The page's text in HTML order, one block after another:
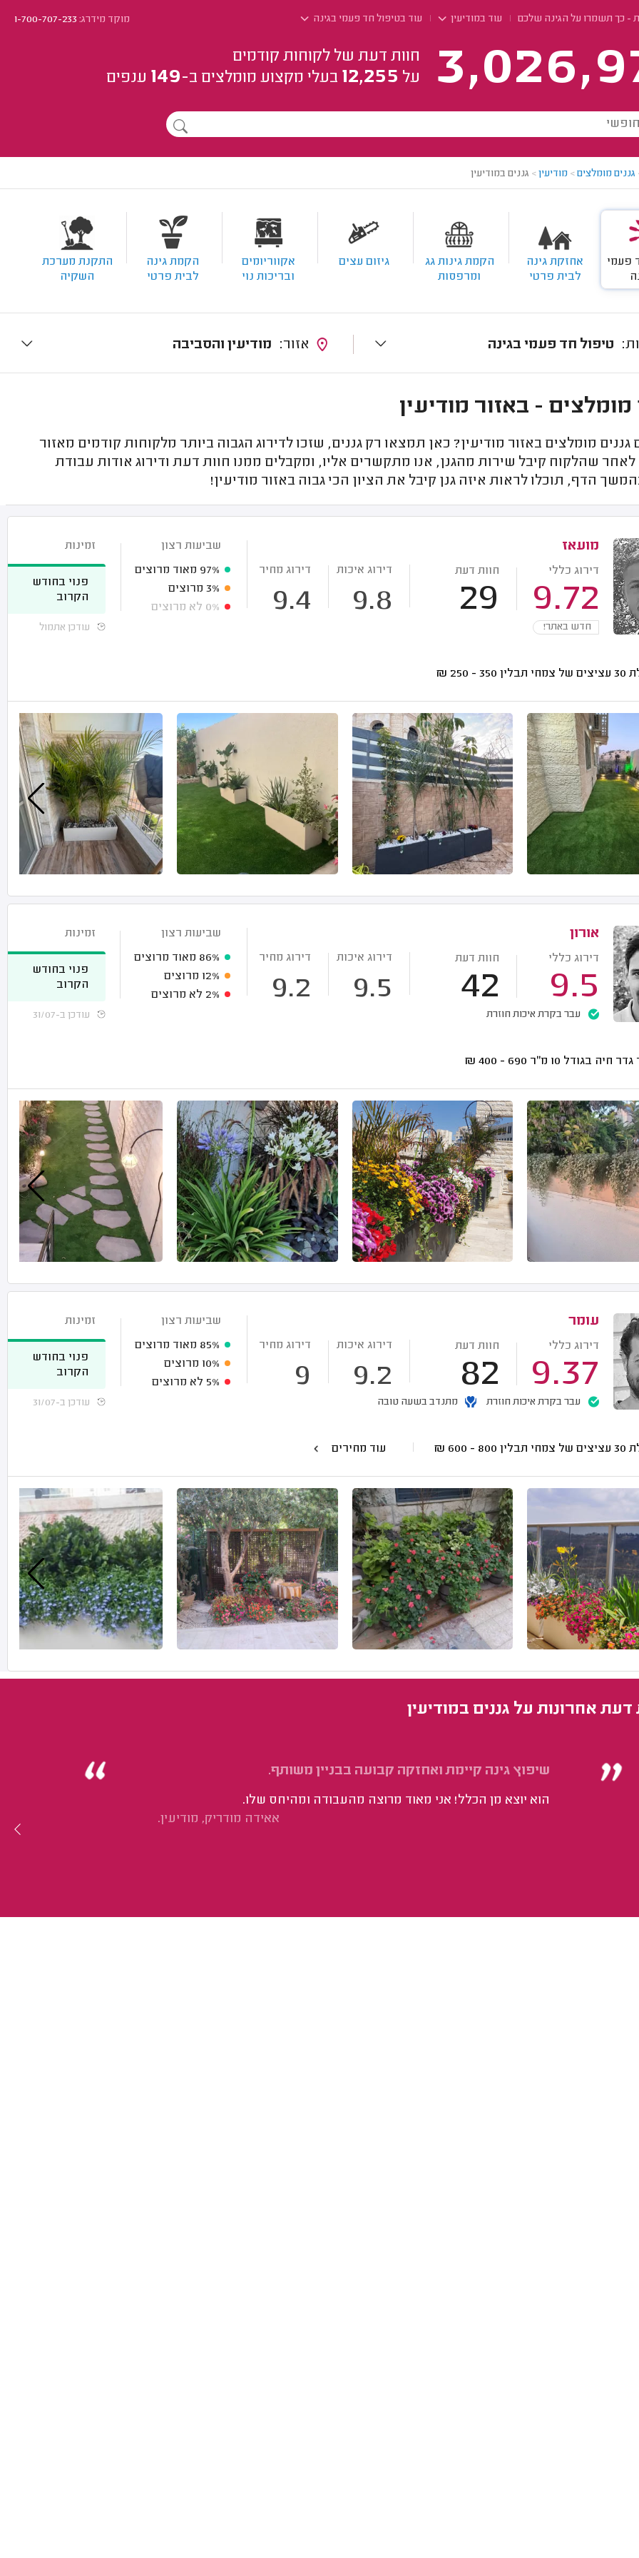
- כך תשמרו על הגינה שלכם עוד במודיעין עוד בטיפול חד פעמי בגינה מוקד מידרג:1-700-707-233
חוות דעת של לקוחות קודמים
על 12,255 בעלי מקצוע מומלצים ב-149 ענפים
גננים מומלצים> מודיעין> גננים במודיעין
פעמי
אחזקת גינה
לבית פרטי
הקמת גינות גג
ומרפסות
גיזום עצים
אקווריומים
ובריכות נוי
הקמת גינה
לבית פרטי
התקנת מערכת
השקיה
טיפול חד פעמי בגינה מודיעין והסביבה
מומלצים - באזור מודיעין
מומלצים באזור מודיעין? כאן תמצאו רק גננים, שזכו לדירוג הגבוה ביותר מלקוחות קודמים מאזור
לאחר שהלקוח קיבל שירות מהגנן, אנו מתקשרים אליו, ומקבלים ממנו חוות דעת ודירוג אודות עבודת
הדף, תוכלו לראות איזה גנן קיבל את הציון הכי גבוה באזור מודיעין!
מועאז
דירוג כללי
9.72
חוות דעת
29
דירוג איכות
9.8
דירוג מחיר
9.4
חדש באתר!
שביעות רצון
97% מאוד מרוצים
3% מרוצים
0% לא מרוצים
זמינות
פנוי בחודש
הקרוב
עודכן אתמול
תבלין 350 - 250
₪
אורון
דירוג כללי
9.5
חוות דעת
42
דירוג איכות
9.5
דירוג מחיר
9.2
עבר בקרת איכות חוזרת
שביעות רצון
86% מאוד מרוצים
12% מרוצים
2% לא מרוצים
זמינות
פנוי בחודש
הקרוב
עודכן ב-31/07
חיה בגודל 10 מ"ר 690 - 400
₪
עומר
דירוג כללי
9.37
חוות דעת
82
דירוג איכות
9.2
דירוג מחיר
9
עבר בקרת איכות חוזרת מתנדב בשעה טובה
שביעות רצון
85% מאוד מרוצים
10% מרוצים
5% לא מרוצים
זמינות
פנוי בחודש
הקרוב
עודכן ב-31/07
תבלין 800 - 600
₪ עוד מחירים
דעת אחרונות על גננים במודיעין
שיפוץ גינה קיימת ואחזקה קבועה בבניין משותף.
הוא יוצא מן הכלל! אני מאוד מרוצה מהעבודה ומהיחס שלו.
אאידה מודריק, מודיעין.